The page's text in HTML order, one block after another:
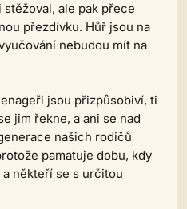
ale pak přece
přezdívku. Hůř jsou na
nebudou mít na
jsou přizpůsobiví, ti
jim řekne, a ani se nad
našich rodičů
pamatuje dobu, kdy
někteří se s určitou